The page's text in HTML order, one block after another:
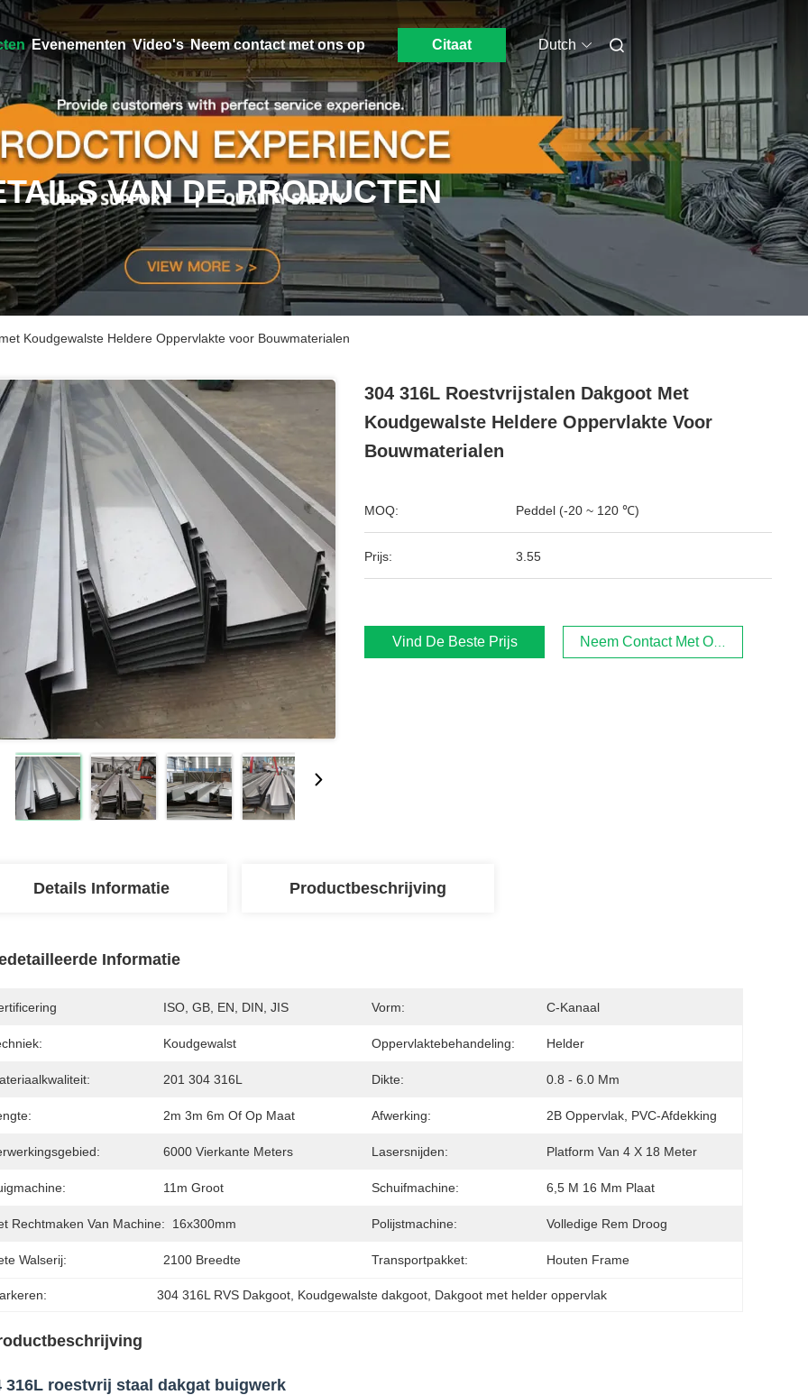
Evenementen Video's Neem contact met ons op Citaat Dutch
VAN DE PRODUCTEN
Koudgewalste Heldere Oppervlakte voor Bouwmaterialen
304 316L Roestvrijstalen Dakgoot Met
Koudgewalste Heldere Oppervlakte Voor
Bouwmaterialen
MOQ: Peddel (-20 ~ 120 ℃)
Prijs: 3.55
Vind De Beste Prijs Neem Contact Met Ons Op
Details Informatie Productbeschrijving
Informatie
ISO, GB, EN, DIN, JIS Vorm: C-Kanaal
Koudgewalst Oppervlaktebehandeling: Helder
201 304 316L Dikte: 0.8 - 6.0 Mm
2m 3m 6m Of Op Maat Afwerking: 2B Oppervlak, PVC-Afdekking
6000 Vierkante Meters Lasersnijden: Platform Van 4 X 18 Meter
11m Groot Schuifmachine: 6,5 M 16 Mm Plaat
Rechtmaken Van Machine: 16x300mm Polijstmachine: Volledige Rem Droog
Walserij: 2100 Breedte Transportpakket: Houten Frame
304 316L RVS Dakgoot Koudgewalste dakgoot Dakgoot met helder oppervlak
316L roestvrij staal dakgat buigwerk